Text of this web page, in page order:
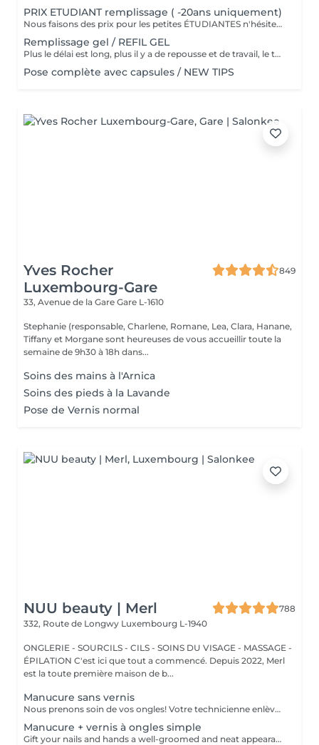
PRIX ETUDIANT remplissage ( -20ans uniquement)
Nous faisons des prix pour les petites ÉTUDIANTES n'hésitez pas a passer
Remplissage gel / REFIL GEL
Plus le délai est long, plus il y a de repousse et de travail, le tarif s'adapte donc au temps écoulé depuis votre dernier rendez-vous. Merci de choisir le remplissage adapté
Pose complète avec capsules / NEW TIPS
Yves Rocher
Luxembourg-Gare
849
33, Avenue de la Gare Gare L-1610
Stephanie (responsable, Charlene, Romane, Lea, Clara, Hanane,
Tiffany et Morgane sont heureuses de vous accueillir toute la
semaine de 9h30 à 18h dans...
Soins des mains à l'Arnica
Soins des pieds à la Lavande
Pose de Vernis normal
NUU beauty | Merl
788
332, Route de Longwy Luxembourg L-1940
ONGLERIE - SOURCILS - CILS - SOINS DU VISAGE - MASSAGE -
ÉPILATION C'est ici que tout a commencé. Depuis 2022, Merl
est la toute première maison de b...
Manucure sans vernis
Nous prenons soin de vos ongles! Votre technicienne enlèvera délicatement les cellules mortes, façonnera et limera vos ongles, et polira la surface extérieure pour un fini lisse et naturel. Nos experts proposent des manucures à bords, hardware ou combinées, selon vos préférences. Comment se fait une manucure sans vernis? - la peau rugueuse est délicatement enlevée - la forme de la plaque de l'ongle est corrigée avec douceur - les cuticules et bords latéraux sont soigneusement traités - de l'huile nourrissante pour les cuticules et de la crème pour les mains sont appliquées pour nourrir et hydrater Limitations d'âge: recommandé à partir de 14 ans. Recommandations post-procédure: aucun soin particulier n'est nécessaire après cette procédure. Fréquence: une fois toutes les 3 semaines.
Manucure + vernis à ongles simple
Gift your nails and hands a well-groomed and neat appearance! Your technician will effectively remove dead skin cells, shape and file nails, and buff the outer surface. A regular nail polish is applied at the end of this treatment. Our masters do edged, hardware, or combined manicure. How is manicure with simple nail polish done? - rough skin is removed - the shape of the nail plate is corrected - the cuticle and side ridges are corrected - nail polish is applied - cuticle oil and hand cream are applied Age restrictions: recommended to do from 14 years. Post procedure recommendations: there are no post recommendations for this procedure. Frequency: once in 3 weeks.